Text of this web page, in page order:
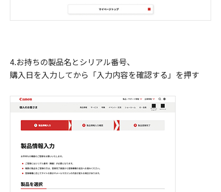
4.お持ちの製品名とシリアル番号、
購入日を入力してから「入力内容を確認する」を押す